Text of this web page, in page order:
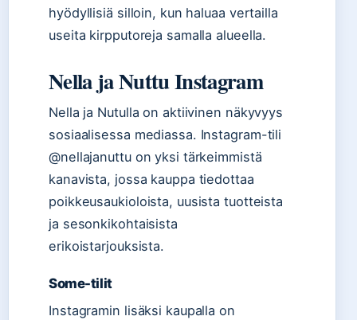
hyödyllisiä silloin, kun haluaa vertailla
useita kirpputoreja samalla alueella.
Nella ja Nuttu Instagram
Nella ja Nutulla on aktiivinen näkyvyys
sosiaalisessa mediassa. Instagram-tili
@nellajanuttu on yksi tärkeimmistä
kanavista, jossa kauppa tiedottaa
poikkeusaukioloista, uusista tuotteista
ja sesonkikohtaisista
erikoistarjouksista.
Some-tilit
Instagramin lisäksi kaupalla on